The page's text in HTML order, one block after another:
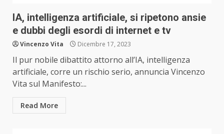
IA, intelligenza artificiale, si ripetono ansie
e dubbi degli esordi di internet e tv
Vincenzo Vita Dicembre 17, 2023
Il pur nobile dibattito attorno all’IA, intelligenza
artificiale, corre un rischio serio, annuncia Vincenzo
Vita sul Manifesto:...
Read More